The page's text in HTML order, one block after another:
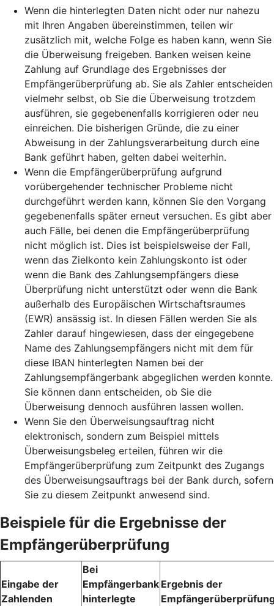
Wenn die hinterlegten Daten nicht oder nur nahezu
mit Ihren Angaben übereinstimmen, teilen wir
zusätzlich mit, welche Folge es haben kann, wenn Sie
die Überweisung freigeben. Banken weisen keine
Zahlung auf Grundlage des Ergebnisses der
Empfängerüberprüfung ab. Sie als Zahler entscheiden
vielmehr selbst, ob Sie die Überweisung trotzdem
ausführen, sie gegebenenfalls korrigieren oder neu
einreichen. Die bisherigen Gründe, die zu einer
Abweisung in der Zahlungsverarbeitung durch eine
Bank geführt haben, gelten dabei weiterhin.
Wenn die Empfängerüberprüfung aufgrund
vorübergehender technischer Probleme nicht
durchgeführt werden kann, können Sie den Vorgang
gegebenenfalls später erneut versuchen. Es gibt aber
auch Fälle, bei denen die Empfängerüberprüfung
nicht möglich ist. Dies ist beispielsweise der Fall,
wenn das Zielkonto kein Zahlungskonto ist oder
wenn die Bank des Zahlungsempfängers diese
Überprüfung nicht unterstützt oder wenn die Bank
außerhalb des Europäischen Wirtschaftsraumes
(EWR) ansässig ist. In diesen Fällen werden Sie als
Zahler darauf hingewiesen, dass der eingegebene
Name des Zahlungsempfängers nicht mit dem für
diese IBAN hinterlegten Namen bei der
Zahlungsempfängerbank abgeglichen werden konnte.
Sie können dann entscheiden, ob Sie die
Überweisung dennoch ausführen lassen wollen.
Wenn Sie den Überweisungsauftrag nicht
elektronisch, sondern zum Beispiel mittels
Überweisungsbeleg erteilen, führen wir die
Empfängerüberprüfung zum Zeitpunkt des Zugangs
des Überweisungsauftrags bei der Bank durch, sofern
Sie zu diesem Zeitpunkt anwesend sind.
Beispiele für die Ergebnisse der
Empfängerüberprüfung
Eingabe der
Zahlenden
Bei
Empfängerbank
hinterlegte
Ergebnis der